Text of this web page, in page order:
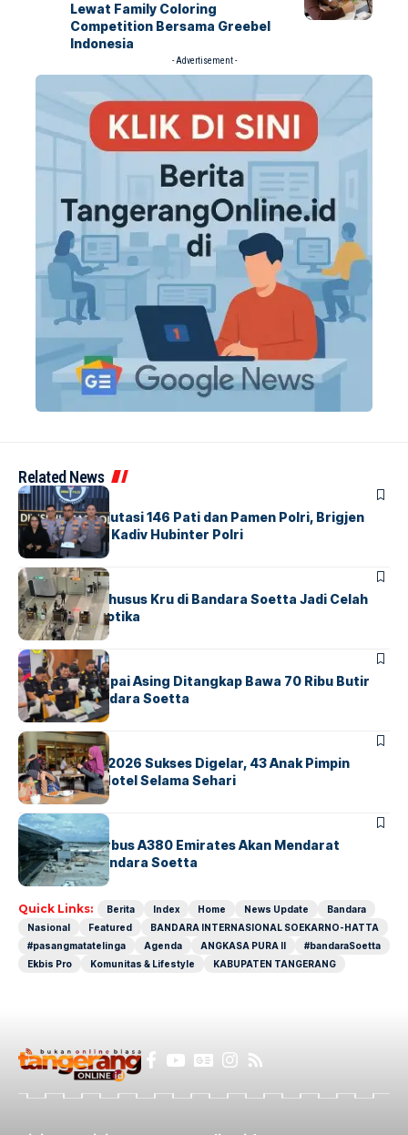
Lewat Family Coloring
Competition Bersama Greebel
Indonesia
- Advertisement -
Related News
BERITA
Mabes Polri Mutasi 146 Pati dan Pamen Polri, Brigjen
Untung Jabat Kadiv Hubinter Polri
BANDARABERITA
Ketika Jalur Khusus Kru di Bandara Soetta Jadi Celah
Sindikat Narkotika
BANDARA BERITA
Kopilot Maskapai Asing Ditangkap Bawa 70 Ribu Butir
Ekstasi di Bandara Soetta
BERITAINDEX
GM For A Day 2026 Sukses Digelar, 43 Anak Pimpin
Operasional Hotel Selama Sehari
BANDARA BERITA
8 Agustus, Airbus A380 Emirates Akan Mendarat
Perdana di Bandara Soetta
Quick Links: Berita Index Home News Update
Bandara
Nasional
Featured
BANDARA INTERNASIONAL SOEKARNO-HATTA
#pasangmatatelinga
Agenda ANGKASA PURA II
#bandaraSoetta
Ekbis Pro
Komunitas & Lifestyle KABUPATEN TANGERANG